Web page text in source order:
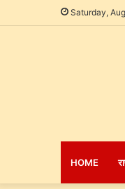
Saturday,
HOME